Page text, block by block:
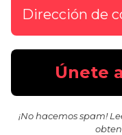
¡No hacemos spam!